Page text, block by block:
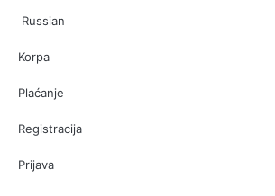
Russian
Korpa
Plaćanje
Registracija
Prijava